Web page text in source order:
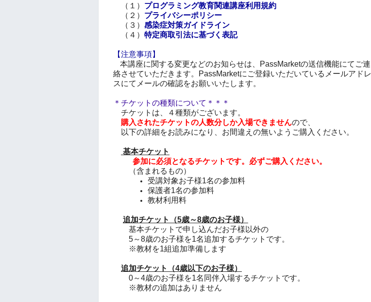
（１） プログラミング教育関連講座利用規約
（２） プライバシーポリシー
（３） 感染症対策ガイドライン
（４） 特定商取引法に基づく表記
【注意事項】
本講座に関する変更などのお知らせは、PassMarketの送信機能にてご連
絡させていただきます。PassMarketにご登録いただいているメールアドレ
スにてメールの確認をお願いいたします。
＊チケットの種類について＊＊＊
チケットは、４種類がございます。
購入されたチケットの人数分しか入場できませんので、
以下の詳細をお読みになり、 お間違えの無いようご購入ください。
基本チケット
参加に必須となるチケットです。必ずご購入ください。
（含まれるもの）
受講対象お子様1名の参加料
保護者1名の参加料
教材利用料
追加チケット（5歳～8歳のお子様）
基本チケットで申し込んだお子様以外の
5～8歳のお子様を1名追加するチケットです。
※教材を1組追加準備します
追加チケット（4歳以下のお子様）
0～4歳のお子様を1名同伴入場するチケットです。
※教材の追加はありません